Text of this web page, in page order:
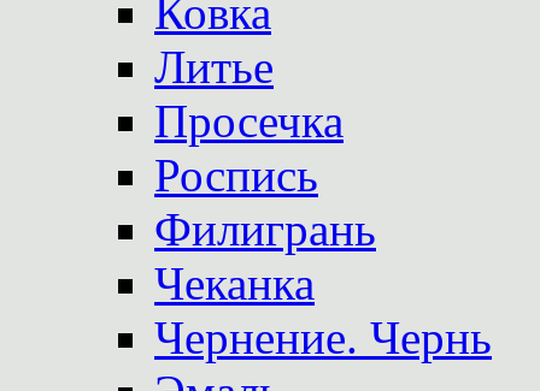
Ковка
Литье
Просечка
Роспись
Филигрань
Чеканка
Чернение. Чернь